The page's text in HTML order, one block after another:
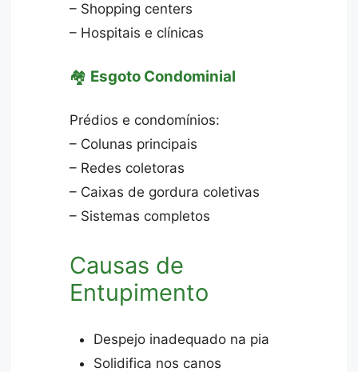
– Shopping centers
– Hospitais e clínicas
🏘️ Esgoto Condominial
Prédios e condomínios:
– Colunas principais
– Redes coletoras
– Caixas de gordura coletivas
– Sistemas completos
Causas de
Entupimento
Despejo inadequado na pia
Solidifica nos canos